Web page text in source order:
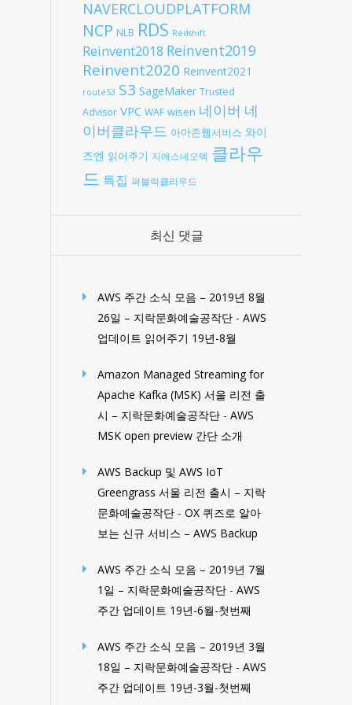
NAVERCLOUDPLATFORM
NCP NLB RDS Redshift
Reinvent2018 Reinvent2019
Reinvent2020 Reinvent2021
route53 S3 SageMaker Trusted
Advisor VPC WAF wisen 네이버 네
이버클라우드 아마존웹서비스 와이
즈엔 읽어주기 지에스네오텍 클라우
드 특집 퍼블릭클라우드
최신 댓글
AWS 주간 소식 모음 – 2019년 8월
26일 – 지락문화예술공작단 - AWS
업데이트 읽어주기 19년-8월
Amazon Managed Streaming for
Apache Kafka (MSK) 서울 리전 출
시 – 지락문화예술공작단 - AWS
MSK open preview 간단 소개
AWS Backup 및 AWS IoT
Greengrass 서울 리전 출시 – 지락
문화예술공작단 - OX 퀴즈로 알아
보는 신규 서비스 – AWS Backup
AWS 주간 소식 모음 – 2019년 7월
1일 – 지락문화예술공작단 - AWS
주간 업데이트 19년-6월-첫번째
AWS 주간 소식 모음 – 2019년 3월
18일 – 지락문화예술공작단 - AWS
주간 업데이트 19년-3월-첫번째